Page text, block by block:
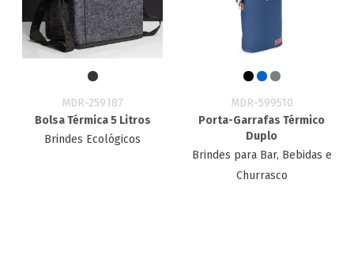
MDR-259187
Bolsa Térmica 5 Litros
Brindes Ecológicos
MDR-599510
Porta-Garrafas Térmico
Duplo
Brindes para Bar, Bebidas e
Churrasco